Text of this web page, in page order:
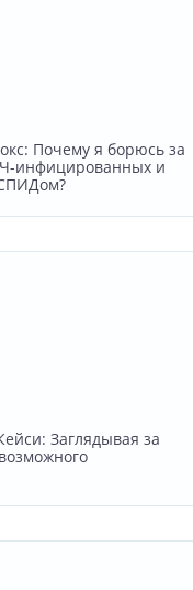
Почему я борюсь за
инфицированных и
Заглядывая за